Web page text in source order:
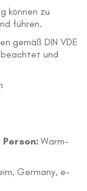
können zu
führen.
gemäß DIN VDE
beachtet und
Warm-
Germany, e-